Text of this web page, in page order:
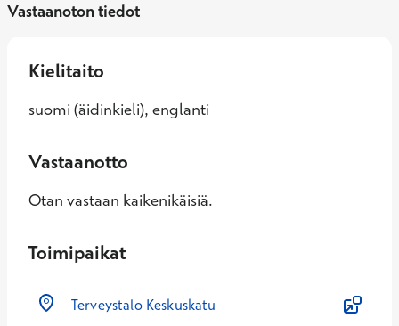
Vastaanoton tiedot
Kielitaito
suomi (äidinkieli), englanti
Vastaanotto
Otan vastaan kaikenikäisiä.
Toimipaikat
Terveystalo Keskuskatu